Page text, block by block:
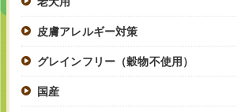
皮膚アレルギー対策
グレインフリー（穀物不使用）
国産